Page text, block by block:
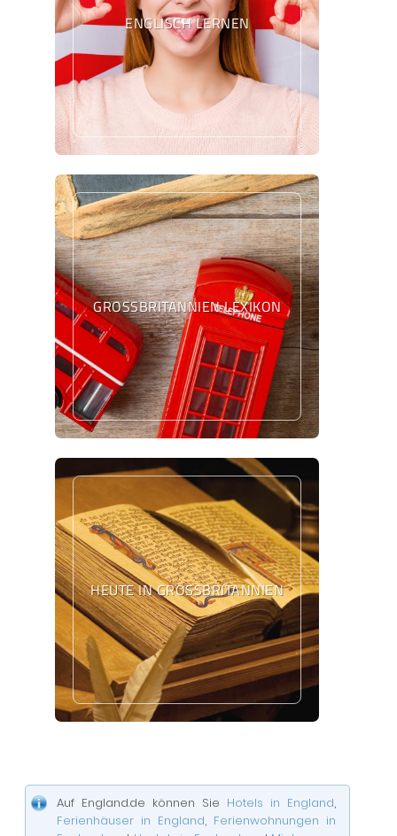
ENGLISCH LERNEN
GROSSBRITANNIEN LEXIKON
HEUTE IN GROSSBRITANNIEN
Auf England.de können Sie Hotels in England,
Ferienhäuser in England, Ferienwohnungen in